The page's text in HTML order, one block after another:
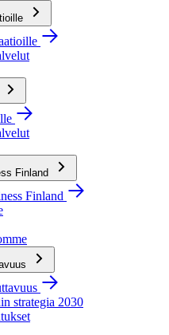
Finland
Finland
strategia 2030